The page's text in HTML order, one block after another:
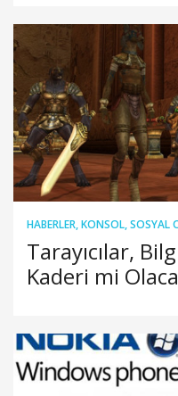
HABERLER,KONSOL,SOSYAL
Tarayıcılar,
Kaderi mi